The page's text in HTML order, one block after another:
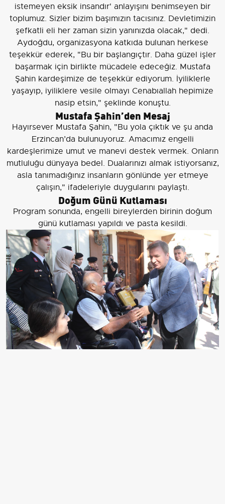
istemeyen eksik insandır' anlayışını benimseyen bir
toplumuz. Sizler bizim başımızın tacısınız. Devletimizin
şefkatli eli her zaman sizin yanınızda olacak," dedi.
Aydoğdu, organizasyona katkıda bulunan herkese
teşekkür ederek, "Bu bir başlangıçtır. Daha güzel işler
başarmak için birlikte mücadele edeceğiz. Mustafa
Şahin kardeşimize de teşekkür ediyorum. İyiliklerle
yaşayıp, iyiliklere vesile olmayı Cenabıallah hepimize
nasip etsin," şeklinde konuştu.
Mustafa Şahin’den Mesaj
Hayırsever Mustafa Şahin, "Bu yola çıktık ve şu anda
Erzincan’da bulunuyoruz. Amacımız engelli
kardeşlerimize umut ve manevi destek vermek. Onların
mutluluğu dünyaya bedel. Dualarınızı almak istiyorsanız,
asla tanımadığınız insanların gönlünde yer etmeye
çalışın," ifadeleriyle duygularını paylaştı.
Doğum Günü Kutlaması
Program sonunda, engelli bireylerden birinin doğum
günü kutlaması yapıldı ve pasta kesildi.